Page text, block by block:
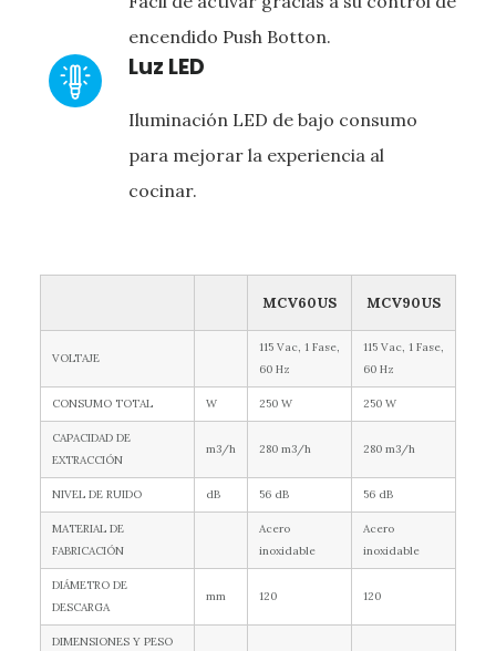
encendido Push Botton.
Luz LED
Iluminación LED de bajo consumo
para mejorar la experiencia al
cocinar.
MCV60US MCV90US
VOLTAJE
115 Vac, 1 Fase,
60 Hz
115 Vac, 1 Fase,
60 Hz
CONSUMO TOTAL W 250 W 250 W
CAPACIDAD DE
EXTRACCIÓN
m3/h 280 m3/h 280 m3/h
NIVEL DE RUIDO dB 56 dB 56 dB
MATERIAL DE
FABRICACIÓN
Acero
inoxidable
Acero
inoxidable
DIÁMETRO DE
DESCARGA
mm 120 120
DIMENSIONES Y PESO